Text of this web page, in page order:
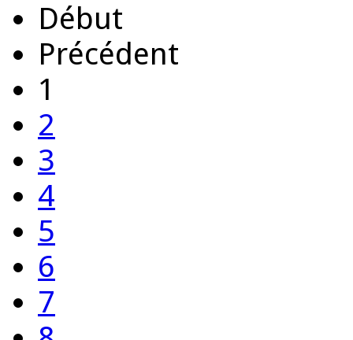
Début
Précédent
1
2
3
4
5
6
7